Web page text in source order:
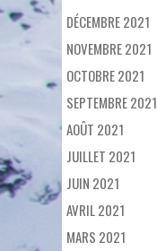
DÉCEMBRE 2021
NOVEMBRE 2021
OCTOBRE 2021
SEPTEMBRE 2021
AOÛT 2021
JUILLET 2021
JUIN 2021
AVRIL 2021
MARS 2021